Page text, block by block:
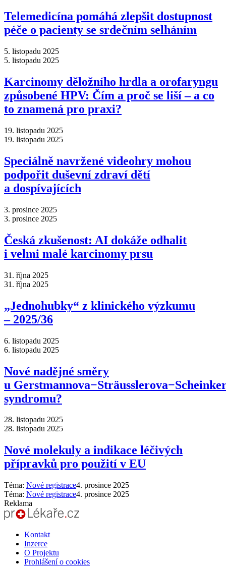
Telemedicína pomáhá zlepšit dostupnost
péče o pacienty se srdečním selháním
5. listopadu 2025
5. listopadu 2025
Karcinomy děložního hrdla a orofaryngu
způsobené HPV: Čím a proč se liší –⁠ a co
to znamená pro praxi?
19. listopadu 2025
19. listopadu 2025
Speciálně navržené videohry mohou
podpořit duševní zdraví dětí
a dospívajících
3. prosince 2025
3. prosince 2025
Česká zkušenost: AI dokáže odhalit
i velmi malé karcinomy prsu
31. října 2025
31. října 2025
„Jednohubky“ z klinického výzkumu
–⁠ 2025/36
6. listopadu 2025
6. listopadu 2025
Nové nadějné směry
u
syndromu?
28. listopadu 2025
28. listopadu 2025
Nové molekuly a indikace léčivých
přípravků pro použití v EU
Téma: Nové registrace4. prosince 2025
Téma: Nové registrace4. prosince 2025
Reklama
Kontakt
Inzerce
O Projektu
Prohlášení o cookies